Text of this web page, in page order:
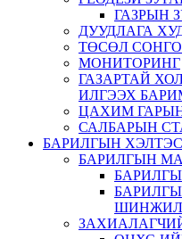
ГАЗРЫН
ДУУДЛАГА
ТӨСӨЛ
МОНИТОРИНГ
ГАЗАРТАЙ
ИЛГЭЭХ
ЦАХИМ
САЛБАРЫН
БАРИЛГЫН ХЭЛТЭС
БАРИЛГЫН